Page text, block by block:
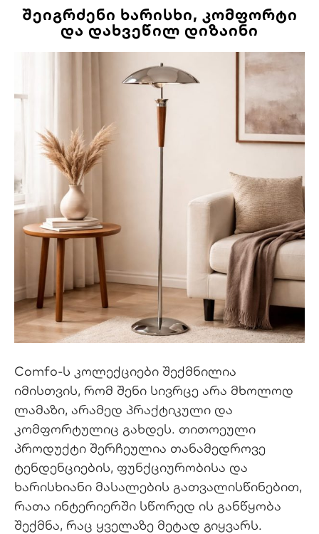
ᲨᲔᲘᲒᲠᲫᲔᲜᲘ ᲮᲐᲠᲘᲡᲮᲘ, ᲙᲝᲛᲤᲝᲠᲢᲘ
ᲓᲐ ᲓᲐᲮᲕᲔᲬᲘᲚ ᲓᲘᲖᲐᲘᲜᲘ
Comfo-ს კოლექციები შექმნილია
იმისთვის, რომ შენი სივრცე არა მხოლოდ
ლამაზი, არამედ პრაქტიკული და
კომფორტულიც გახდეს. თითოეული
პროდუქტი შერჩეულია თანამედროვე
ტენდენციების, ფუნქციურობისა და
ხარისხიანი მასალების გათვალისწინებით,
რათა ინტერიერში სწორედ ის განწყობა
შექმნა, რაც ყველაზე მეტად გიყვარს.